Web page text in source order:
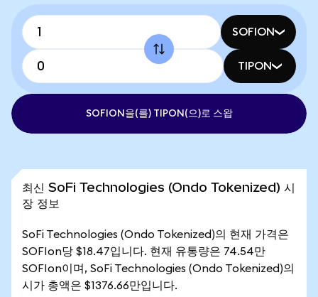
SOFION
TIPON
SOFION을(를) TIPON(으)로 스왑
최신 SoFi Technologies (Ondo Tokenized) 시
장 정보
SoFi Technologies (Ondo Tokenized)의 현재 가격은
SOFIon당 $18.47입니다. 현재 유통량은 74.54만
SOFIon이며, SoFi Technologies (Ondo Tokenized)의
시가 총액은 $1376.66만입니다.